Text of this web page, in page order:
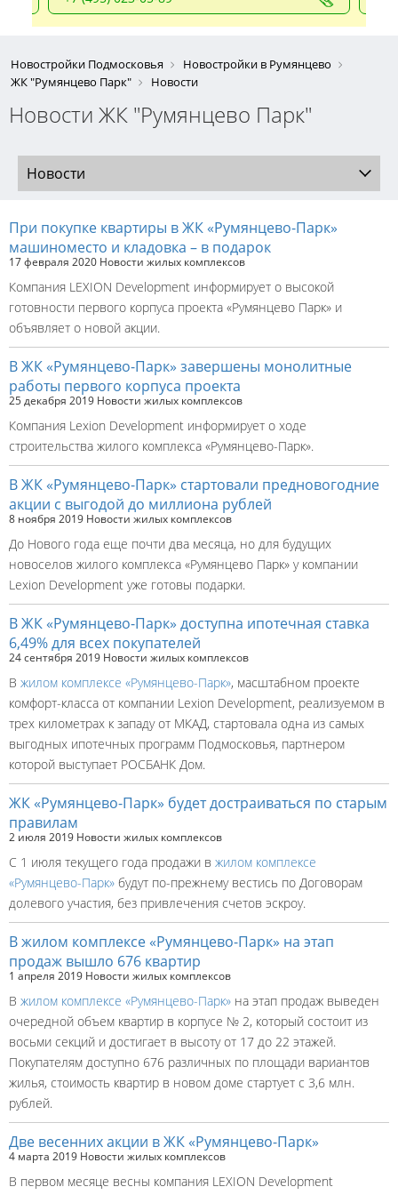
Новостройки Подмосковья
Новостройки в Румянцево
ЖК "Румянцево Парк"
Новости
Новости ЖК "Румянцево Парк"
Новости
При покупке квартиры в ЖК «Румянцево-Парк»
машиноместо и кладовка – в подарок
17 февраля 2020 Новости жилых комплексов
Компания LEXION Development информирует о высокой
готовности первого корпуса проекта «Румянцево Парк» и
объявляет о новой акции.
В ЖК «Румянцево-Парк» завершены монолитные
работы первого корпуса проекта
25 декабря 2019 Новости жилых комплексов
Компания Lexion Development информирует о ходе
строительства жилого комплекса «Румянцево-Парк».
В ЖК «Румянцево-Парк» стартовали предновогодние
акции с выгодой до миллиона рублей
8 ноября 2019 Новости жилых комплексов
До Нового года еще почти два месяца, но для будущих
новоселов жилого комплекса «Румянцево Парк» у компании
Lexion Development уже готовы подарки.
В ЖК «Румянцево-Парк» доступна ипотечная ставка
6,49% для всех покупателей
24 сентября 2019 Новости жилых комплексов
В жилом комплексе «Румянцево-Парк», масштабном проекте
комфорт-класса от компании Lexion Development, реализуемом в
трех километрах к западу от МКАД, стартовала одна из самых
выгодных ипотечных программ Подмосковья, партнером
которой выступает РОСБАНК Дом.
ЖК «Румянцево-Парк» будет достраиваться по старым
правилам
2 июля 2019 Новости жилых комплексов
С 1 июля текущего года продажи в жилом комплексе
«Румянцево-Парк» будут по-прежнему вестись по Договорам
долевого участия, без привлечения счетов эскроу.
В жилом комплексе «Румянцево-Парк» на этап
продаж вышло 676 квартир
1 апреля 2019 Новости жилых комплексов
В жилом комплексе «Румянцево-Парк» на этап продаж выведен
очередной объем квартир в корпусе № 2, который состоит из
восьми секций и достигает в высоту от 17 до 22 этажей.
Покупателям доступно 676 различных по площади вариантов
жилья, стоимость квартир в новом доме стартует с 3,6 млн.
рублей.
Две весенних акции в ЖК «Румянцево-Парк»
4 марта 2019 Новости жилых комплексов
В первом месяце весны компания LEXION Development